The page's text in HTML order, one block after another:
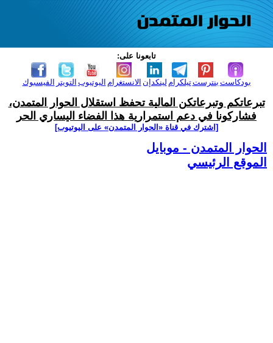
تابعونا على:
الفيسبوك التويتر اليوتيوب الانستغرام لينكدإن تيلكرامبنترست بودكاست
تبرعاتكم وتبرعاتكن المالية تحفظ استقلال الحوار المتمدن،
فشاركونا في دعم استمرارية هذا الفضاء اليساري الحر
[اشترك في قناة ‫«الحوار المتمدن» على اليوتيوب]
الحوار المتمدن - موبايل
الموقع الرئيسي